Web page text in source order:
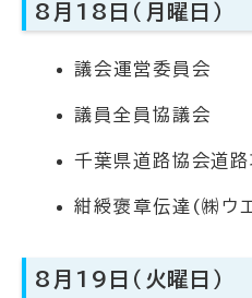
8月18日（月曜日）
議会運営委員会
議員全員協議会
千葉県道路協会道
紺綬褒章伝達(㈱ウ
8月19日（火曜日）